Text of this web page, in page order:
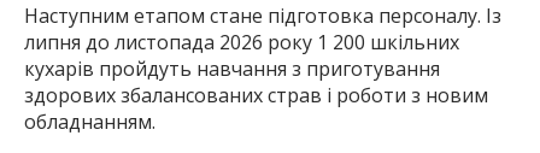
Наступним етапом стане підготовка персоналу. Із
липня до листопада 2026 року 1 200 шкільних
кухарів пройдуть навчання з приготування
здорових збалансованих страв і роботи з новим
обладнанням.